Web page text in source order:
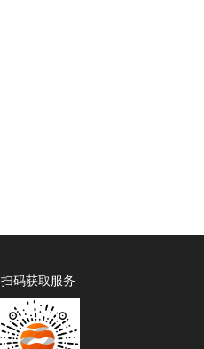
扫码获取服务